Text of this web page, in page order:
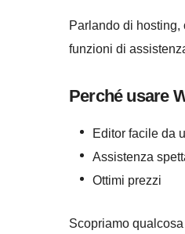
Parlando di
funzioni di
Perché usare
Editor facile da
Assistenza
Ottimi prezzi
Scopriamo